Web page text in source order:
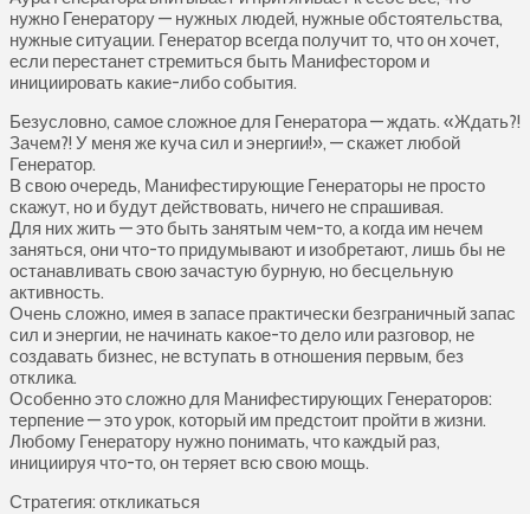
нужно Генератору — нужных людей, нужные обстоятельства,
нужные ситуации. Генератор всегда получит то, что он хочет,
если перестанет стремиться быть Манифестором и
инициировать какие-либо события.
Безусловно, самое сложное для Генератора — ждать. «Ждать?!
Зачем?! У меня же куча сил и энергии!», — скажет любой
Генератор.
В свою очередь, Манифестирующие Генераторы не просто
скажут, но и будут действовать, ничего не спрашивая.
Для них жить — это быть занятым чем-то, а когда им нечем
заняться, они что-то придумывают и изобретают, лишь бы не
останавливать свою зачастую бурную, но бесцельную
активность.
Очень сложно, имея в запасе практически безграничный запас
сил и энергии, не начинать какое-то дело или разговор, не
создавать бизнес, не вступать в отношения первым, без
отклика.
Особенно это сложно для Манифестирующих Генераторов:
терпение — это урок, который им предстоит пройти в жизни.
Любому Генератору нужно понимать, что каждый раз,
инициируя что-то, он теряет всю свою мощь.
Стратегия: откликаться